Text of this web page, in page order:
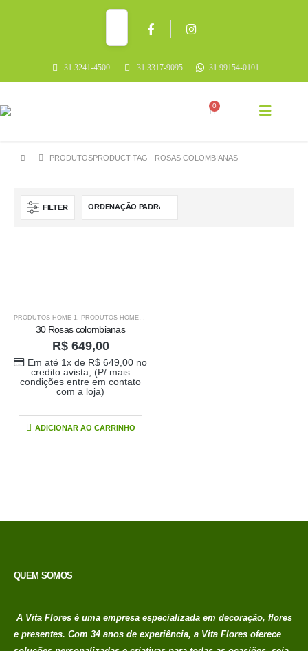
31 3241-4500 31 3317-9095 31 99154-0101
0
PRODUTOSPRODUCT TAG - ROSAS COLOMBIANAS
FILTER
PRODUTOS HOME 1 PRODUTOS HOME1
30 Rosas colombianas
R$649,00
Em até 1x de R$649,00no
credito avista, (P/ mais
condições entre em contato
com a loja)
ADICIONAR AO CARRINHO
0out of 5
R$
R$389,00
credito avista, (P/
QUEM SOMOS
A Vita Flores é uma empresa especializada em decoração, flores
e presentes. Com 34 anos de experiência, a Vita Flores oferece